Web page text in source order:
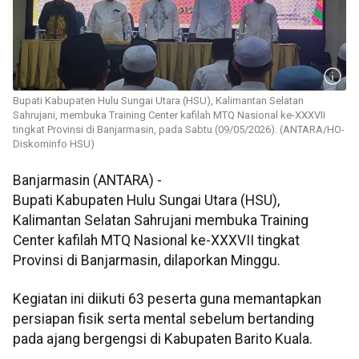
Bupati Kabupaten Hulu Sungai Utara (HSU), Kalimantan Selatan
Sahrujani, membuka Training Center kafilah MTQ Nasional ke-XXXVII
tingkat Provinsi di Banjarmasin, pada Sabtu (09/05/2026). (ANTARA/HO-
Diskominfo HSU)
Banjarmasin (ANTARA) -
Bupati Kabupaten Hulu Sungai Utara (HSU),
Kalimantan Selatan Sahrujani membuka Training
Center kafilah MTQ Nasional ke-XXXVII tingkat
Provinsi di Banjarmasin, dilaporkan Minggu.
Kegiatan ini diikuti 63 peserta guna memantapkan
persiapan fisik serta mental sebelum bertanding
pada ajang bergengsi di Kabupaten Barito Kuala.